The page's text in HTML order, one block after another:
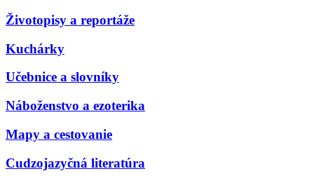
Životopisy a reportáže
Kuchárky
Učebnice a slovníky
Náboženstvo a ezoterika
Mapy a cestovanie
Cudzojazyčná literatúra